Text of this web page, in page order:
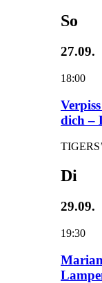
So
27.09.
18:00
dich –
Di
29.09.
19:30